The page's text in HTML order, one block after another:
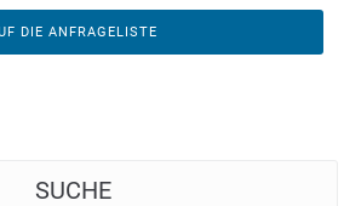
DIE ANFRAGELISTE
SUCHE